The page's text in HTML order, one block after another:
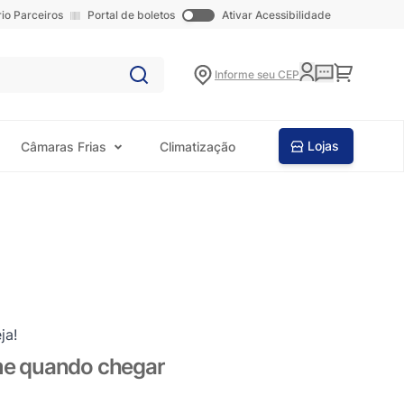
Parceiros Portal de boletos Ativar Acessibilidade
Informe seu CEP Carrinho
Câmaras Frias Climatização Lojas
quando chegar